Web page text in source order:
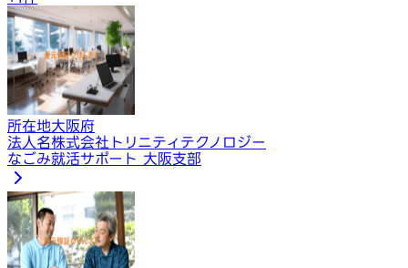
所在地大阪府
法人名株式会社トリニティテクノロジー
なごみ就活サポート 大阪支部